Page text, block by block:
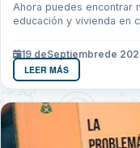
Ahora puedes encontrar
educación y vivienda en
19 deSeptiembrede
LEER MÁS